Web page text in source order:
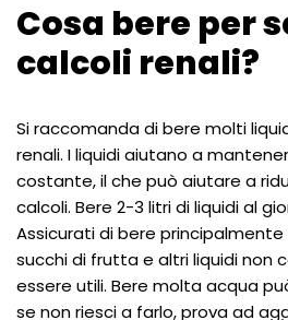
Cosa bere per
calcoli renali?
Si raccomanda di bere molti
renali. I liquidi aiutano a
costante, il che può aiutare a
calcoli. Bere 2-3 litri di liquidi al
Assicurati di bere
succhi di frutta e altri liquidi non
essere utili. Bere molta acqua
se non riesci a farlo, prova ad